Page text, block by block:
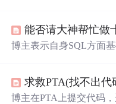
题在教学辅导中的应用
提升竞赛水平。
博主表示自身SQL方面
博主在PTA上提交代码